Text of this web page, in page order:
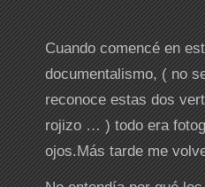
Cuando comencé en
documentalismo, ( no
reconoce estas dos
rojizo … ) todo era
ojos.Más tarde me